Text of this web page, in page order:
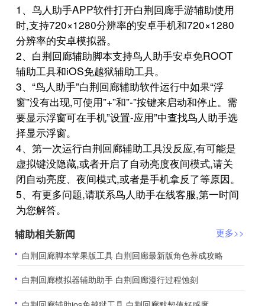
1、鸟人助手APP软件打开白荆回廊手游辅助使用
时,支持720×1280分辨率的安卓手机和720×1280
分辨率的安卓模拟器。
2、白荆回廊辅助脚本支持鸟人助手安卓免ROOT
辅助工具和iOS免越狱辅助工具。
3、“鸟人助手”白荆回廊辅助软件运行中如果“浮
窗”没有出现,可使用”+”和”-”按键来启动和停止。需
要显示浮窗可在手机”设置-应用”中查找鸟人助手选
择显示浮窗。
4、第一次运行白荆回廊辅助工具没反应,有可能是
虚拟键没隐藏,或者开启了自动亮度夜间模式,请关
闭自动亮度、夜间模式,或者是手机拿反了等原因。
5、有更多问题,请联系鸟人助手在线客服,第一时间
为您解答。
辅助相关新闻
更多>>
​白荆回廊脚本苹果版工具 白荆回廊最新版角色养成攻略
​白荆回廊模拟器辅助助手 白荆回廊漫行过程蚀刻